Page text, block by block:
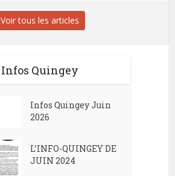
Voir tous les articles
Infos Quingey
Infos Quingey Juin
2026
L’INFO-QUINGEY DE
JUIN 2024